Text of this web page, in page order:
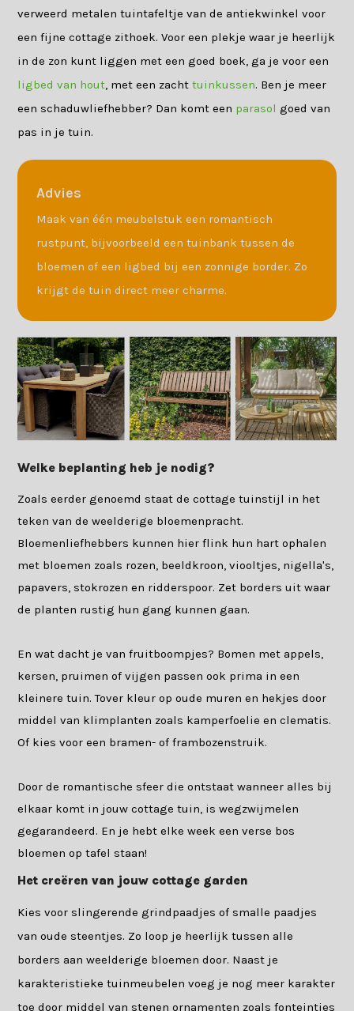
verweerd metalen tuintafeltje van de antiekwinkel voor
een fijne cottage zithoek. Voor een plekje waar je heerlijk
in de zon kunt liggen met een goed boek, ga je voor een
ligbed van hout , met een zachttuinkussen. Ben je meer
een schaduwliefhebber? Dan komt een parasol goed van
pas in je tuin.
Advies
Maak van één meubelstuk een romantisch
rustpunt, bijvoorbeeld een tuinbank tussen de
bloemen of een ligbed bij een zonnige border. Zo
krijgt de tuin direct meer charme.
Welke beplanting heb je nodig?
Zoals eerder genoemd staat de cottage tuinstijl in het
teken van de weelderige bloemenpracht.
Bloemenliefhebbers kunnen hier flink hun hart ophalen
met bloemen zoals rozen, beeldkroon, viooltjes, nigella's,
papavers, stokrozen en ridderspoor. Zet borders uit waar
de planten rustig hun gang kunnen gaan.
En wat dacht je van fruitboompjes? Bomen met appels,
kersen, pruimen of vijgen passen ook prima in een
kleinere tuin. Tover kleur op oude muren en hekjes door
middel van klimplanten zoals kamperfoelie en clematis.
Of kies voor een bramen- of frambozenstruik.
Door de romantische sfeer die ontstaat wanneer alles bij
elkaar komt in jouw cottage tuin, is wegzwijmelen
gegarandeerd. En je hebt elke week een verse bos
bloemen op tafel staan!
Het creëren van jouw cottage garden
Kies voor slingerende grindpaadjes of smalle paadjes
van oude steentjes. Zo loop je heerlijk tussen alle
borders aan weelderige bloemen door. Naast je
karakteristieke tuinmeubelen voeg je nog meer karakter
toe door middel van stenen ornamenten zoals fonteintjes